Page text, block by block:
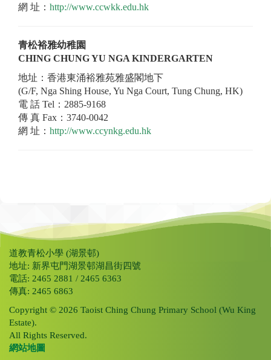
網 址： http://www.ccwkk.edu.hk
青松裕雅幼稚園
CHING CHUNG YU NGA KINDERGARTEN
地址：香港東涌裕雅苑雅盛閣地下
(G/F, Nga Shing House, Yu Nga Court, Tung Chung, HK)
電 話 Tel：2885-9168
傳 真 Fax：3740-0042
網 址： http://www.ccynkg.edu.hk
道教青松小學 (湖景邨)
地址: 新界屯門湖景邨湖昌街四號
電話: 2465 2881 / 2465 6363
傳真: 2465 6863
Copyright © 2026 Taoist Ching Chung Primary School (Wu King
Estate).
All Rights Reserved.
網站地圖